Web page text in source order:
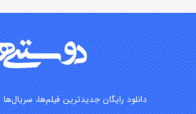
دانلود رایگان جدیدترین فیلم‌ها،